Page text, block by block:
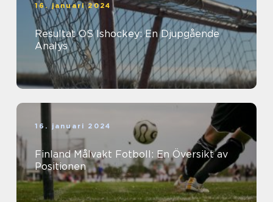
16. januari 2024
Resultat OS Ishockey: En Djupgående
Analys
16. januari 2024
Finland Målvakt Fotboll: En Översikt av
Positionen